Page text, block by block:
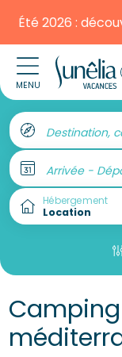
Été 2026 :
MENU
Destination,
Arrivée -
Hébergement
Camping